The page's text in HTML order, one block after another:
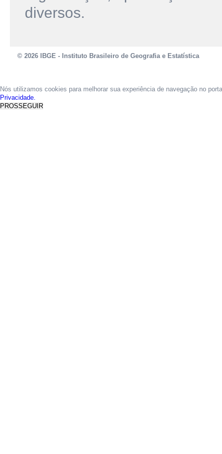
diversos.
© 2026 IBGE - Instituto Brasileiro de Geografia e Estatística
Nós utilizamos cookies para melhorar sua experiência de navegação no
Privacidade.
PROSSEGUIR